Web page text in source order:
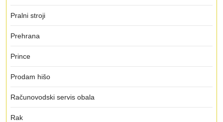
Pralni stroji
Prehrana
Prince
Prodam hišo
Računovodski servis obala
Rak